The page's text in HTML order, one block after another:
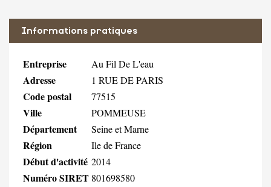
Informations pratiques
Entreprise Au Fil De L'eau
Adresse 1 RUE DE PARIS
Code postal 77515
Ville POMMEUSE
Département Seine et Marne
Région Ile de France
Début d'activité 2014
Numéro SIRET 801698580